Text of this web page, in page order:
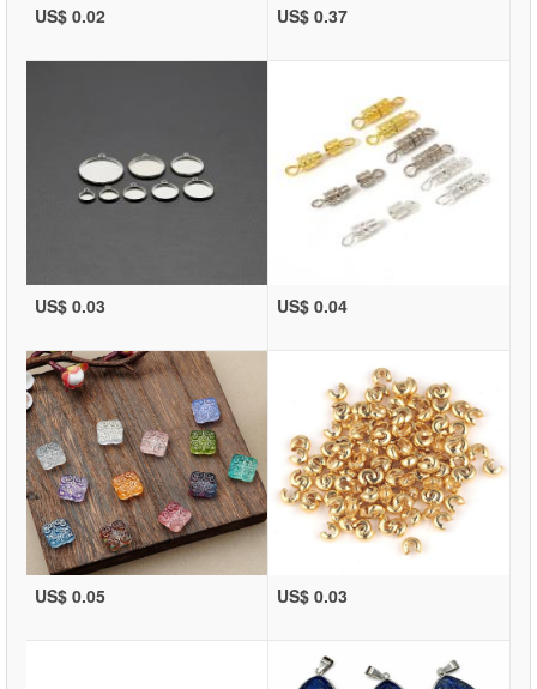
US$ 0.02 US$ 0.37
US$ 0.03 US$ 0.04
US$ 0.05 US$ 0.03